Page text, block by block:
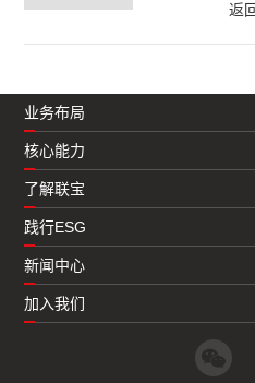
返
业务布局
核心能力
了解联宝
践行ESG
新闻中心
加入我们